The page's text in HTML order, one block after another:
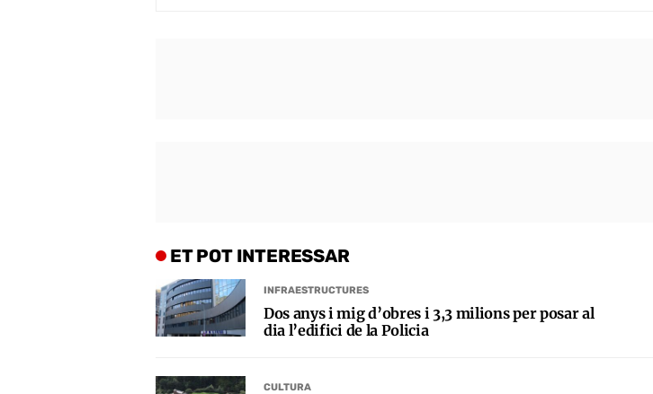
ET POT INTERESSAR
INFRAESTRUCTURES
Dos anys i mig d’obres i 3,3 milions per posar al
dia l’edifici de la Policia
CULTURA